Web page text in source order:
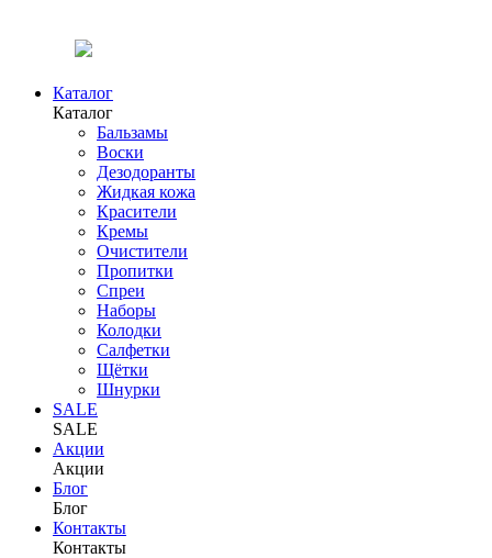
Каталог
Каталог
Бальзамы
Воски
Дезодоранты
Жидкая кожа
Красители
Кремы
Очистители
Пропитки
Спреи
Наборы
Колодки
Салфетки
Щётки
Шнурки
SALE
SALE
Акции
Акции
Блог
Блог
Контакты
Контакты